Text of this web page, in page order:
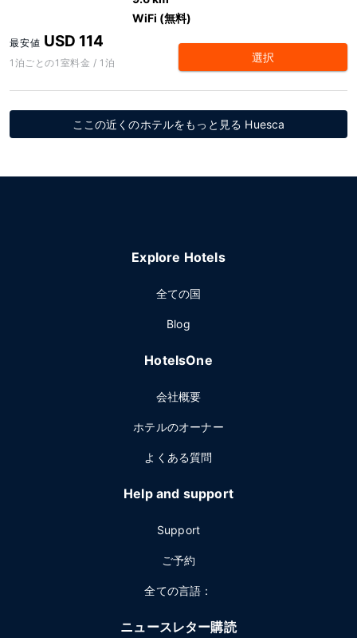
WiFi (無料)
最安値 USD 114
1泊ごとの1室料金 / 1泊 選択
ここの近くのホテルをもっと見る Huesca
Explore Hotels
全ての国
Blog
HotelsOne
会社概要
ホテルのオーナー
よくある質問
Help and support
Support
ご予約
全ての言語：
ニュースレター購読